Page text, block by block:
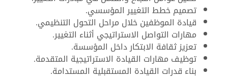
تصميم خطط التغيير المؤسسي.
قيادة الموظفين خلال مراحل التحول التنظيمي.
مهارات التواصل الاستراتيجي أثناء التغيير.
تعزيز ثقافة الابتكار داخل المؤسسة.
توظيف مهارات القيادة الاستراتيجية المتقدمة.
بناء قدرات القيادة المستقبلية المستدامة.